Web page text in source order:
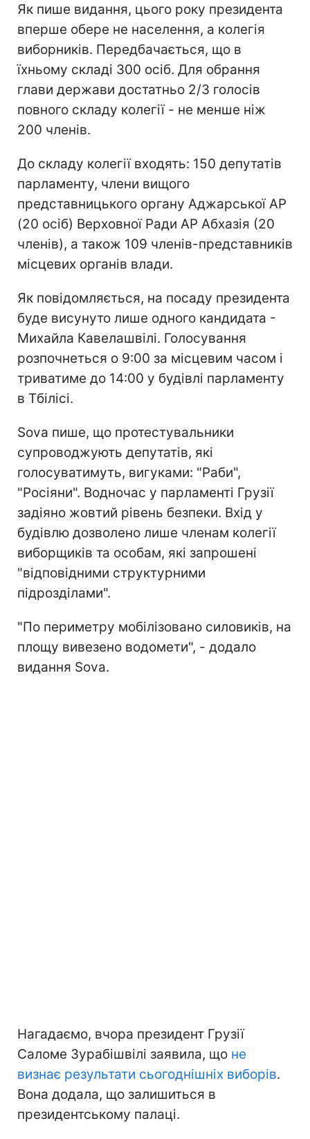
Як пише видання, цього року президента
вперше обере не населення, а колегія
виборників. Передбачається, що в
їхньому складі 300 осіб. Для обрання
глави держави достатньо 2/3 голосів
повного складу колегії - не менше ніж
200 членів.
До складу колегії входять: 150 депутатів
парламенту, члени вищого
представницького органу Аджарської АР
(20 осіб) Верховної Ради АР Абхазія (20
членів), а також 109 членів-представників
місцевих органів влади.
Як повідомляється, на посаду президента
буде висунуто лише одного кандидата -
Михайла Кавелашвілі. Голосування
розпочнеться о 9:00 за місцевим часом і
триватиме до 14:00 у будівлі парламенту
в Тбілісі.
Sova пише, що протестувальники
супроводжують депутатів, які
голосуватимуть, вигуками: "Раби",
"Росіяни". Водночас у парламенті Грузії
задіяно жовтий рівень безпеки. Вхід у
будівлю дозволено лише членам колегії
виборщиків та особам, які запрошені
"відповідними структурними
підрозділами".
"По периметру мобілізовано силовиків, на
площу вивезено водомети", - додало
видання Sova.
Нагадаємо, вчора президент Грузії
Саломе Зурабішвілі заявила, що не
визнає результати сьогоднішніх виборів.
Вона додала, що залишиться в
президентському палаці.